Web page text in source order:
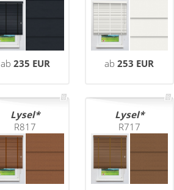
ab 235 EUR ab253 EUR
Lysel
R817
Lysel
R717